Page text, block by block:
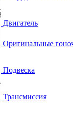
Двигатель
Оригинальные
Подвеска
Трансмиссия